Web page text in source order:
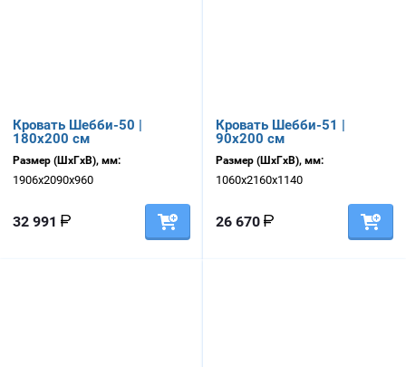
Кровать Шебби-50 |
180х200 см
Размер (ШхГхВ), мм:
1906х2090х960
32 991
Кровать Шебби-51 |
90х200 см
Размер (ШхГхВ), мм:
1060х2160х1140
26 670